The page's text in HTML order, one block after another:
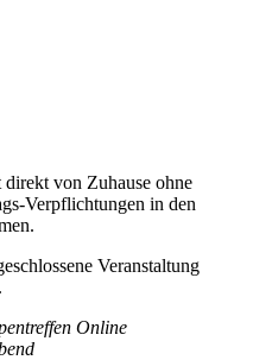
von Zuhause ohne
Verpflichtungen in den
Veranstaltung
Online